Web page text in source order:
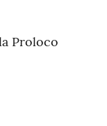
Proloco